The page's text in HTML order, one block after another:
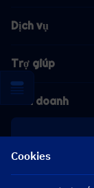
Dịch vụ
Trợ giúp
Kinh doanh
Cookies